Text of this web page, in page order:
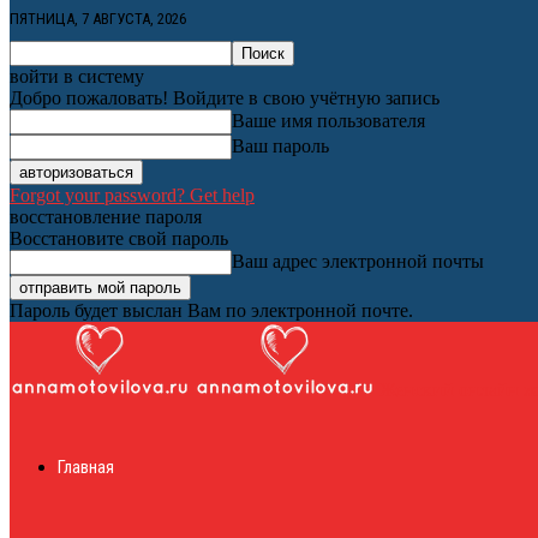
ПЯТНИЦА, 7 АВГУСТА, 2026
войти в систему
Добро пожаловать! Войдите в свою учётную запись
Ваше имя пользователя
Ваш пароль
Forgot your password? Get help
восстановление пароля
Восстановите свой пароль
Ваш адрес электронной почты
Пароль будет выслан Вам по электронной почте.
Главная